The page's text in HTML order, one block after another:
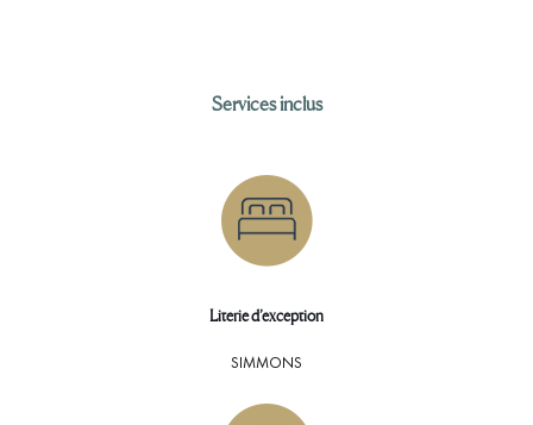
Services inclus
Literie d’exception
SIMMONS